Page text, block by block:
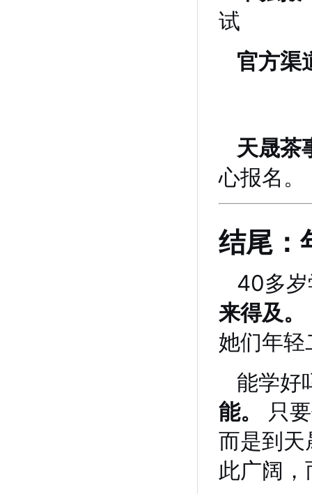
试
官方渠
天晟茶
心报名。
结尾：
40多岁
来得及。
她们年
能学好
能。
只
而是到天
此广阔